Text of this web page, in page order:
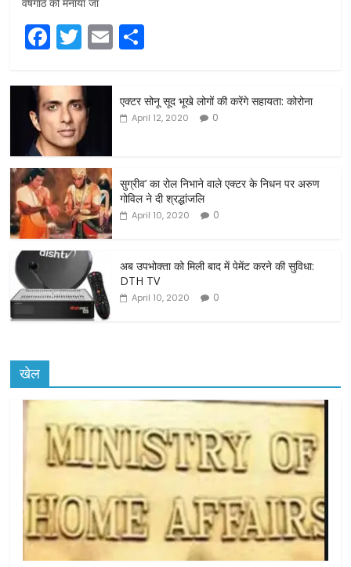
वर्षगांठ को मनाया जा
F
c
e
b
o
o
k
T
itt
er
E
ar
e
एक्टर सोनू सूद भूखे लोगों की करेंगे सहायता: कोरोना
April 12, 2020 0
सुग्रीव’ का रोल निभाने वाले एक्टर के निधन पर अरुण
गोविल ने दी श्रद्धांजलि
April 10, 2020 0
अब उपभोक्ता को मिली बाद में पेमेंट करने की सुविधा:
DTH TV
April 10, 2020 0
खेल